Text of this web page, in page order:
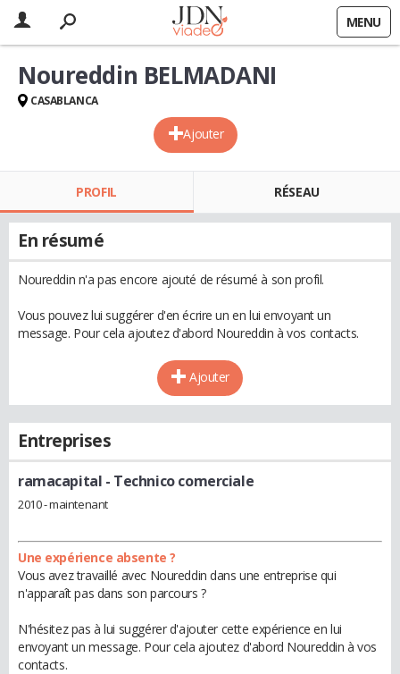
MENU
Ajouter
Noureddin BELMADANI
CASABLANCA
PROFIL RÉSEAU
En résumé
Noureddin n'a pas encore ajouté de résumé à son profil.
Vous pouvez lui suggérer d'en écrire un en lui envoyant un
message. Pour cela ajoutez d'abord Noureddin à vos contacts.
Ajouter
Entreprises
ramacapital - Technico comerciale
2010 - maintenant
Une expérience absente ?
Vous avez travaillé avec Noureddin dans une entreprise qui
n'apparaît pas dans son parcours ?
N'hésitez pas à lui suggérer d'ajouter cette expérience en lui
envoyant un message. Pour cela ajoutez d'abord Noureddin à vos
contacts.